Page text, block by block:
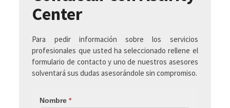
Center
Para pedir información sobre los servicios
profesionales que usted ha seleccionado rellene el
formulario de contacto y uno de nuestros asesores
solventará sus dudas asesorándole sin compromiso.
Nombre*